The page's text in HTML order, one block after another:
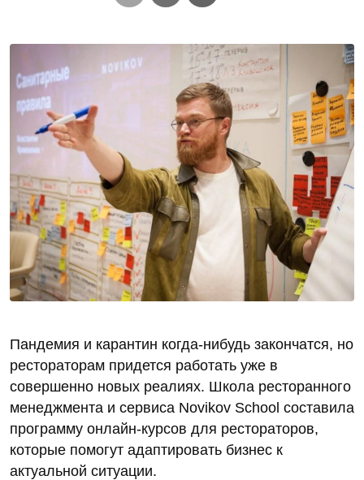
Пандемия и карантин когда-нибудь закончатся, но
рестораторам придется работать уже в
совершенно новых реалиях. Школа ресторанного
менеджмента и сервиса Novikov School составила
программу онлайн-курсов для рестораторов,
которые помогут адаптировать бизнес к
актуальной ситуации.